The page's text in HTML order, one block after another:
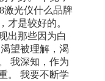
激光仪什么品牌
才是较好的。
出那些因为白
望被理解，渴
我深知，作为
。 我要不断学